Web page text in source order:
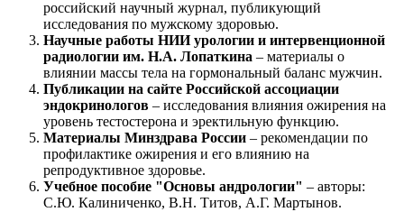
российский научный журнал, публикующий
исследования по мужскому здоровью.
Научные работы НИИ урологии и интервенционной
радиологии им. Н.А. Лопаткина – материалы о
влиянии массы тела на гормональный баланс мужчин.
Публикации на сайте Российской ассоциации
эндокринологов – исследования влияния ожирения на
уровень тестостерона и эректильную функцию.
Материалы Минздрава России – рекомендации по
профилактике ожирения и его влиянию на
репродуктивное здоровье.
Учебное пособие "Основы андрологии" – авторы:
С.Ю. Калиниченко, В.Н. Титов, А.Г. Мартынов.